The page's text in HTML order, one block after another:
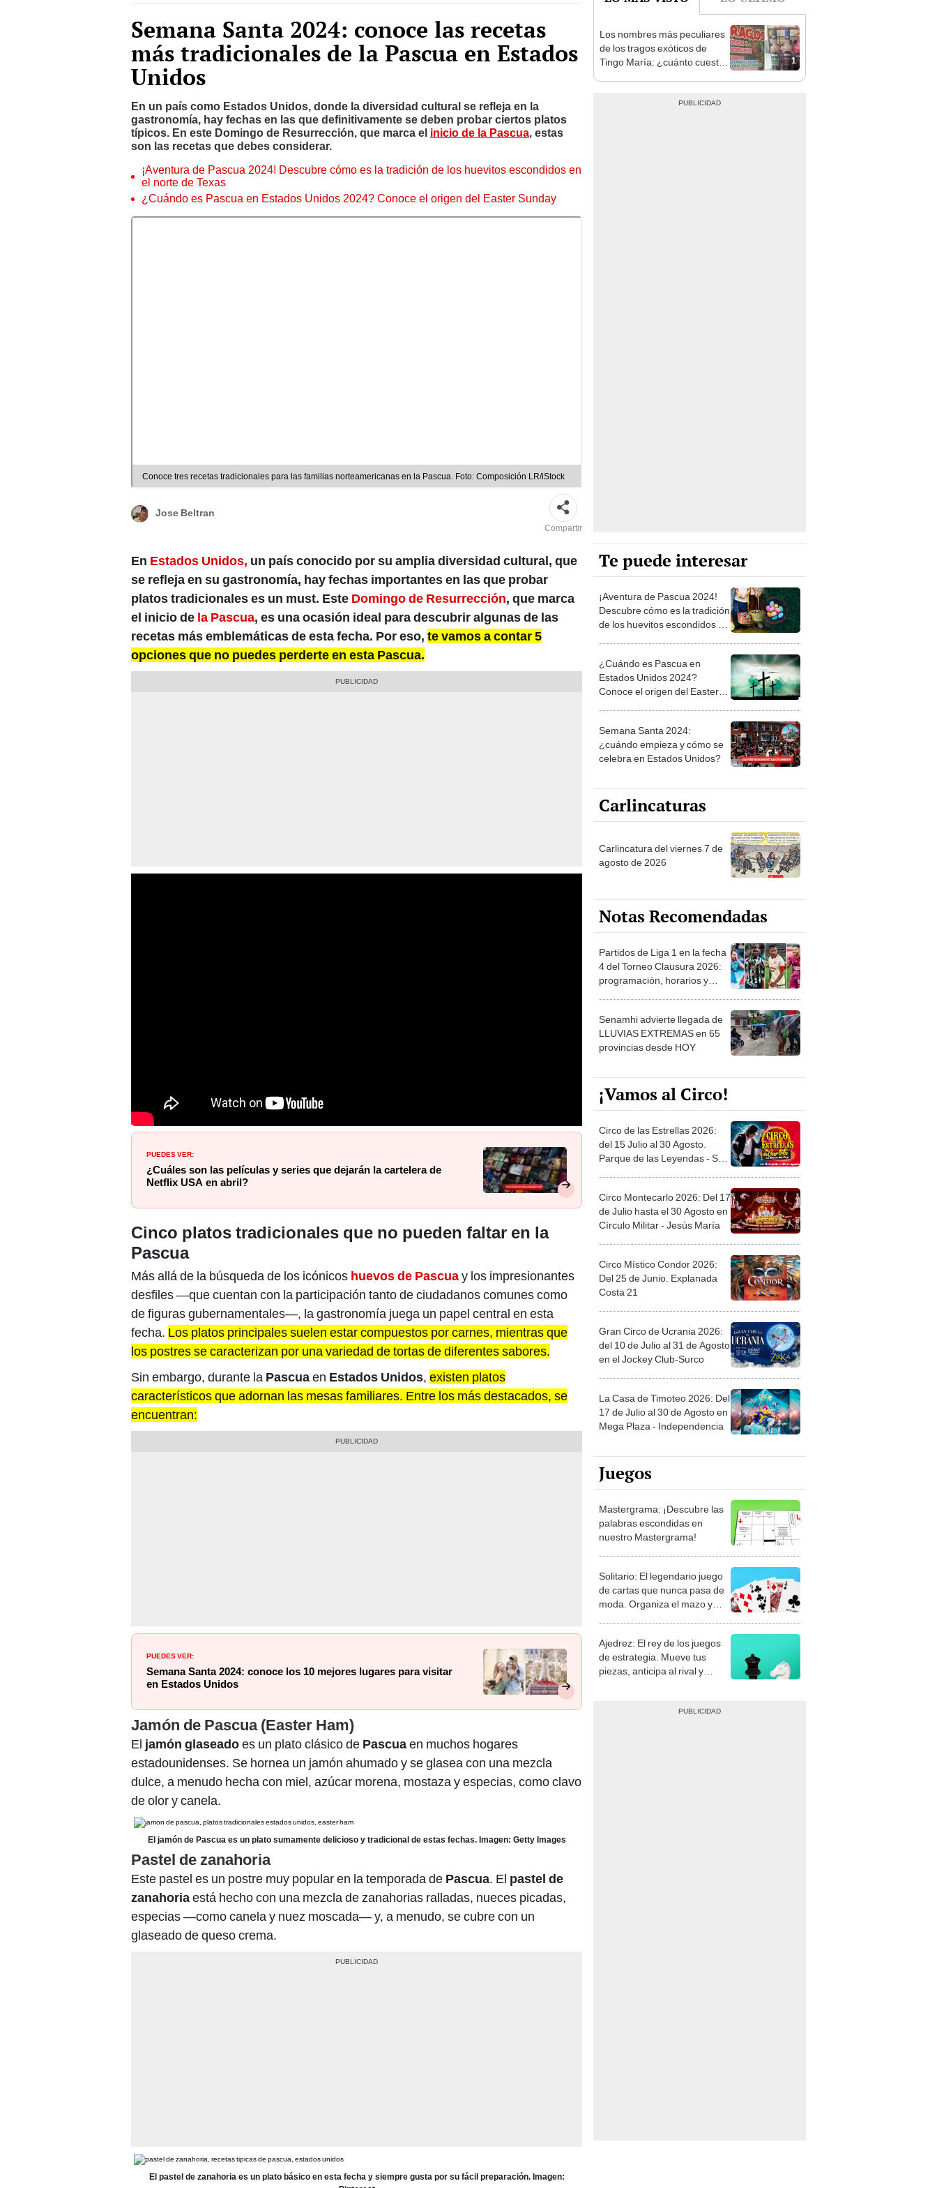
Semana Santa 2024: conoce las recetas
más tradicionales de la Pascua en Estados
Unidos
En un país como Estados Unidos, donde la diversidad cultural se refleja en la
gastronomía, hay fechas en las que definitivamente se deben probar ciertos platos
típicos. En este Domingo de Resurrección, que marca elinicio de la Pascua, estas
son las recetas que debes considerar.
¡Aventura de Pascua 2024! Descubre cómo es la tradición de los huevitos escondidos en
el norte de Texas
¿Cuándo es Pascua en Estados Unidos 2024? Conoce el origen del Easter Sunday
Compartir
Estados Unidos,
un país conocido por su amplia diversidad cultural, que
se refleja en su gastronomía, hay fechas importantes en las que probar
platos tradicionales es un must. Este
Domingo de Resurrección
, que marca
el inicio de
la Pascua
, es una ocasión ideal para descubrir algunas de las
recetas más emblemáticas de esta fecha. Por eso, te vamos a contar 5
opciones que no puedes perderte en esta Pascua.
¿Cuáles son las películas y series que dejarán la cartelera de
Netflix USA en abril?
Cinco platos tradicionales que no pueden faltar en la
Pascua
Más allá de la búsqueda de los icónicos huevos de Pascua
y los impresionantes
desfiles —que cuentan con la participación tanto de ciudadanos comunes como
de figuras gubernamentales—, la gastronomía juega un papel central en esta
fecha. Los platos principales suelen estar compuestos por carnes, mientras que
los postres se caracterizan por una variedad de tortas de diferentes sabores.
Sin embargo, durante la
Estados Unidos
existen platos
característicos que adornan las mesas familiares. Entre los más destacados, se
encuentran:
en Estados Unidos
Jamón de Pascua (Easter Ham)
El jamón glaseado es un plato clásico de
en muchos hogares
estadounidenses. Se hornea un jamón ahumado y se glasea con una mezcla
dulce, a menudo hecha con miel, azúcar morena, mostaza y especias, como clavo
de olor y canela.
Pastel de zanahoria
Este pastel es un postre muy popular en la temporada de . El
pastel de
zanahoria
está hecho con una mezcla de zanahorias ralladas, nueces picadas,
especias —como canela y nuez moscada— y, a menudo, se cubre con un
glaseado de queso crema.
Pinterest
1
de los tragos exóticos de
Tingo María: ¿cuánto cuestan
y qué tienen?
Te puede interesar
Descubre cómo es la tradición
de los huevitos escondidos en
el norte de Texas
Estados Unidos 2024?
Conoce el origen del Easter
Sunday
¿cuándo empieza y cómo se
celebra en Estados Unidos?
Carlincaturas
agosto de 2026
Notas Recomendadas
4 del Torneo Clausura 2026:
programación, horarios y
dónde ver
LLUVIAS EXTREMAS en 65
provincias desde HOY
¡Vamos al Circo!
del 15 Julio al 30 Agosto.
Parque de las Leyendas - San
Miguel
de Julio hasta el 30 Agosto en
Círculo Militar - Jesús María
Del 25 de Junio. Explanada
Costa 21
del 10 de Julio al 31 de Agosto
en el Jockey Club-Surco
17 de Julio al 30 de Agosto en
Mega Plaza - Independencia
Juegos
palabras escondidas en
nuestro Mastergrama!
de cartas que nunca pasa de
moda. Organiza el mazo y
demuestra tu habilidad.
de estrategia. Mueve tus
piezas, anticipa al rival y
consigue el jaque mate.